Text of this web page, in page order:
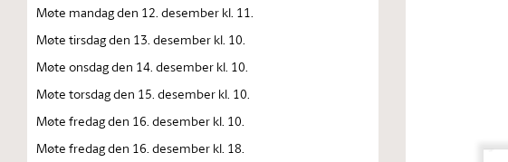
Møte mandag den 12. desember kl. 11.
Møte tirsdag den 13. desember kl. 10.
Møte onsdag den 14. desember kl. 10.
Møte torsdag den 15. desember kl. 10.
Møte fredag den 16. desember kl. 10.
Møte fredag den 16. desember kl. 18.